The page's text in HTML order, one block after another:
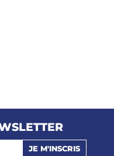
JE M'INSCRIS